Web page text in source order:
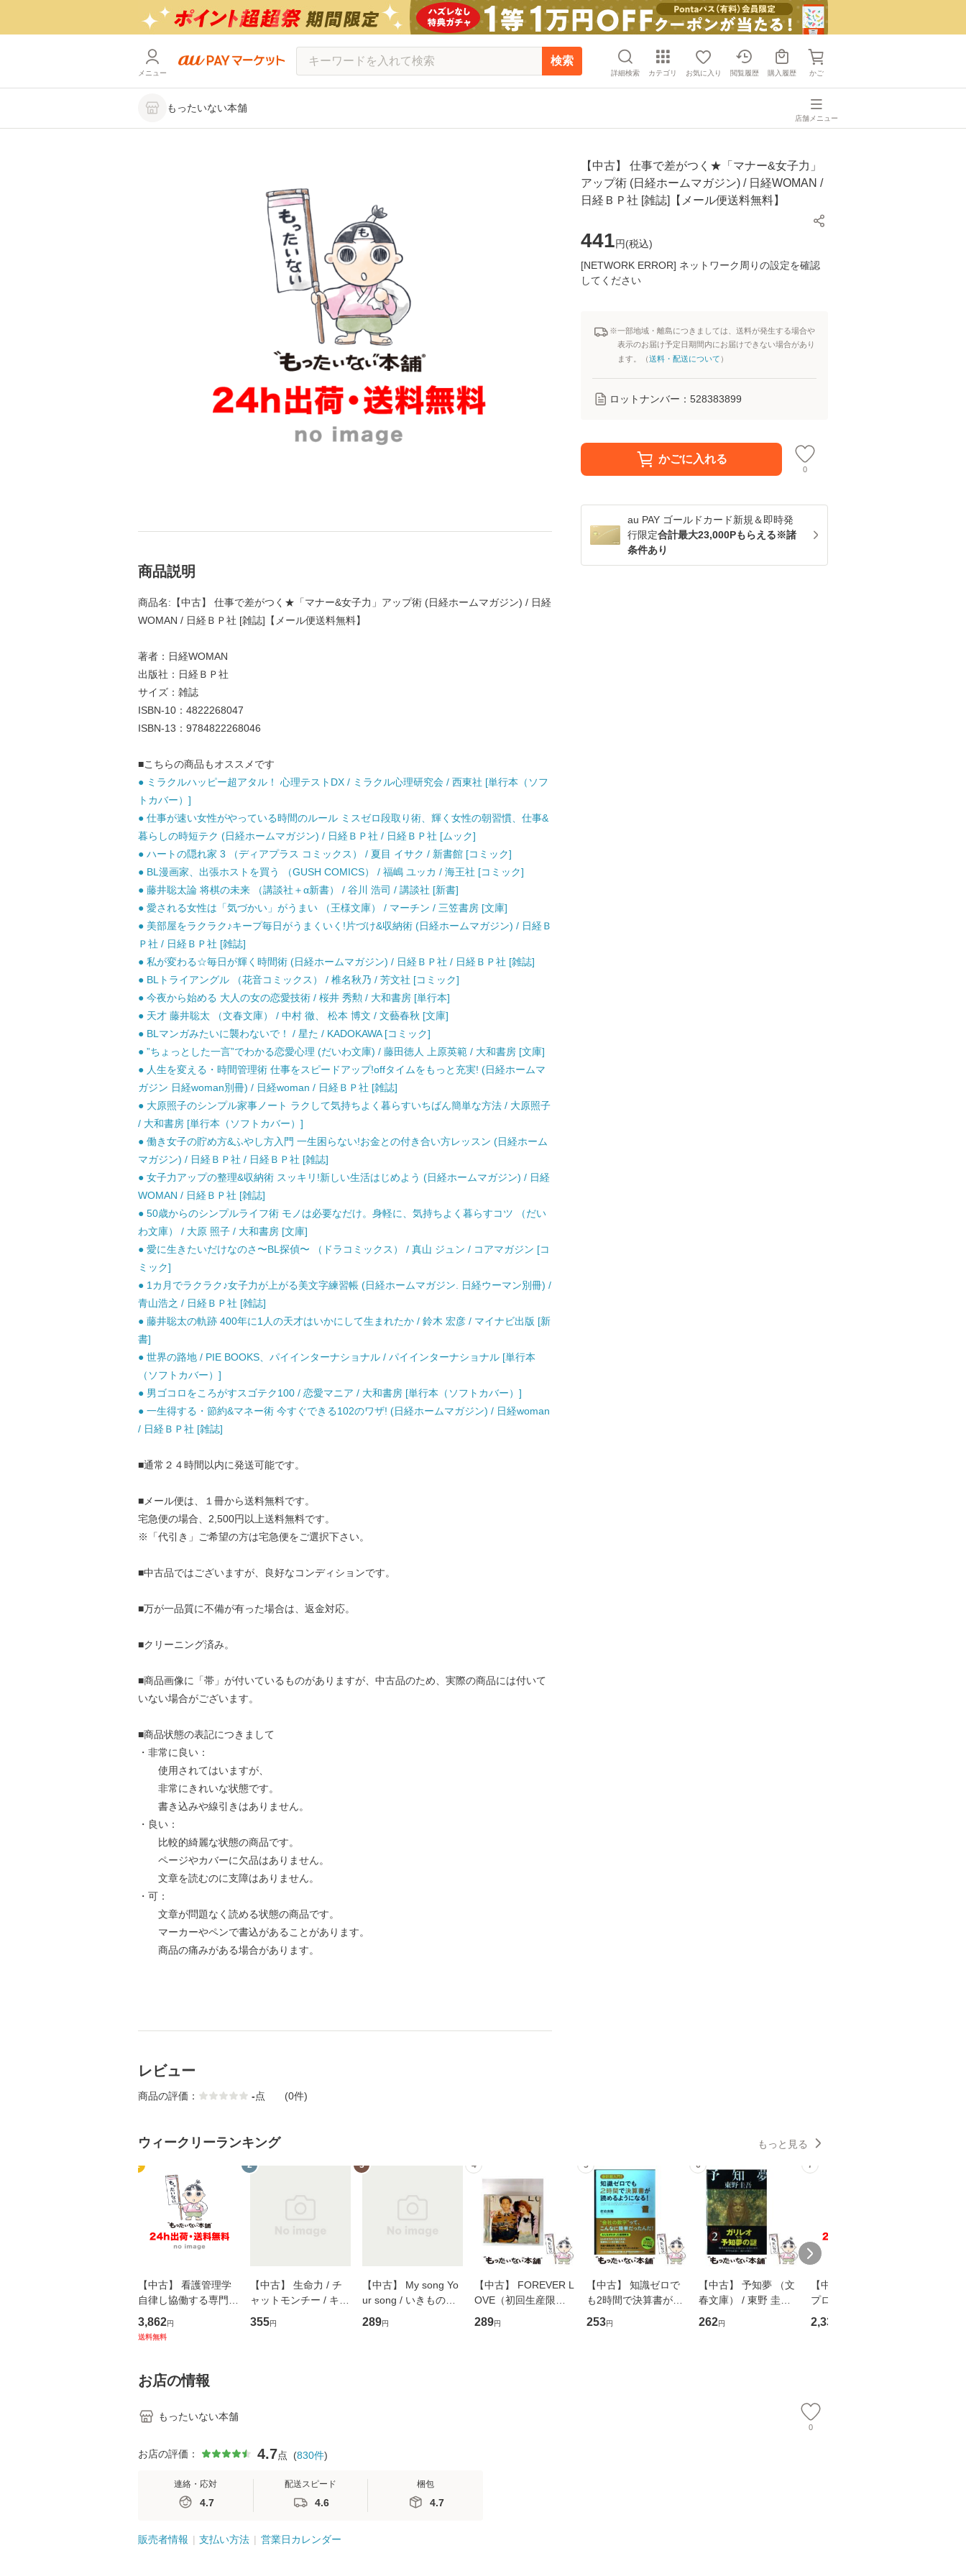
メニュー
検索
詳細検索 カテゴリ お気に入り 閲覧履歴 購入履歴 かご
もったいない本舗
店舗メニュー
【中古】 仕事で差がつく★「マナー&女子力」
アップ術 (日経ホームマガジン) / 日経WOMAN /
日経ＢＰ社 [雑誌]【メール便送料無料】
441円(税込)
[NETWORK ERROR] ネットワーク周りの設定を確認
してください
※一部地域・離島につきましては、送料が発生する場合や
表示のお届け予定日期間内にお届けできない場合があり
ます。（送料・配送について ）
ロットナンバー： 528383899
かごに入れる
0
au PAY ゴールドカード新規＆即時発
行限定合計最大23,000Pもらえる※諸
条件あり
商品説明
商品名:【中古】 仕事で差がつく★「マナー&女子力」アップ術 (日経ホームマガジン) / 日経
WOMAN / 日経ＢＰ社 [雑誌]【メール便送料無料】
著者：日経WOMAN
出版社：日経ＢＰ社
サイズ：雑誌
ISBN-10：4822268047
ISBN-13：9784822268046
■こちらの商品もオススメです
● ミラクルハッピー超アタル！ 心理テストDX / ミラクル心理研究会 / 西東社 [単行本（ソフ
トカバー）]
● 仕事が速い女性がやっている時間のルール ミスゼロ段取り術、輝く女性の朝習慣、仕事&
暮らしの時短テク (日経ホームマガジン) / 日経ＢＰ社 / 日経ＢＰ社 [ムック]
● ハートの隠れ家 3 （ディアプラス コミックス） / 夏目 イサク / 新書館 [コミック]
● BL漫画家、出張ホストを買う （GUSH COMICS） / 福嶋 ユッカ / 海王社 [コミック]
● 藤井聡太論 将棋の未来 （講談社＋α新書） / 谷川 浩司 / 講談社 [新書]
● 愛される女性は「気づかい」がうまい （王様文庫） / マーチン / 三笠書房 [文庫]
● 美部屋をラクラク♪キープ毎日がうまくいく!片づけ&収納術 (日経ホームマガジン) / 日経Ｂ
Ｐ社 / 日経ＢＰ社 [雑誌]
● 私が変わる☆毎日が輝く時間術 (日経ホームマガジン) / 日経ＢＰ社 / 日経ＢＰ社 [雑誌]
● BLトライアングル （花音コミックス） / 椎名秋乃 / 芳文社 [コミック]
● 今夜から始める 大人の女の恋愛技術 / 桜井 秀勲 / 大和書房 [単行本]
● 天才 藤井聡太 （文春文庫） / 中村 徹、 松本 博文 / 文藝春秋 [文庫]
● BLマンガみたいに襲わないで！ / 星た / KADOKAWA [コミック]
● ”ちょっとした一言”でわかる恋愛心理 (だいわ文庫) / 藤田徳人 上原英範 / 大和書房 [文庫]
● 人生を変える・時間管理術 仕事をスピードアップ!offタイムをもっと充実! (日経ホームマ
ガジン 日経woman別冊) / 日経woman / 日経ＢＰ社 [雑誌]
● 大原照子のシンプル家事ノート ラクして気持ちよく暮らすいちばん簡単な方法 / 大原照子
/ 大和書房 [単行本（ソフトカバー）]
● 働き女子の貯め方&ふやし方入門 一生困らない!お金との付き合い方レッスン (日経ホーム
マガジン) / 日経ＢＰ社 / 日経ＢＰ社 [雑誌]
● 女子力アップの整理&収納術 スッキリ!新しい生活はじめよう (日経ホームマガジン) / 日経
WOMAN / 日経ＢＰ社 [雑誌]
● 50歳からのシンプルライフ術 モノは必要なだけ。身軽に、気持ちよく暮らすコツ （だい
わ文庫） / 大原 照子 / 大和書房 [文庫]
● 愛に生きたいだけなのさ〜BL探偵〜 （ドラコミックス） / 真山 ジュン / コアマガジン [コ
ミック]
● 1カ月でラクラク♪女子力が上がる美文字練習帳 (日経ホームマガジン. 日経ウーマン別冊) /
青山浩之 / 日経ＢＰ社 [雑誌]
● 藤井聡太の軌跡 400年に1人の天才はいかにして生まれたか / 鈴木 宏彦 / マイナビ出版 [新
書]
● 世界の路地 / PIE BOOKS、パイインターナショナル / パイインターナショナル [単行本
（ソフトカバー）]
● 男ゴコロをころがすスゴテク100 / 恋愛マニア / 大和書房 [単行本（ソフトカバー）]
● 一生得する・節約&マネー術 今すぐできる102のワザ! (日経ホームマガジン) / 日経woman
/ 日経ＢＰ社 [雑誌]
■通常２４時間以内に発送可能です。
■メール便は、１冊から送料無料です。
宅急便の場合、2,500円以上送料無料です。
※「代引き」ご希望の方は宅急便をご選択下さい。
■中古品ではございますが、良好なコンディションです。
■万が一品質に不備が有った場合は、返金対応。
■クリーニング済み。
■商品画像に「帯」が付いているものがありますが、中古品のため、実際の商品には付いて
いない場合がございます。
■商品状態の表記につきまして
・非常に良い：
使用されてはいますが、
非常にきれいな状態です。
書き込みや線引きはありません。
・良い：
比較的綺麗な状態の商品です。
ページやカバーに欠品はありません。
文章を読むのに支障はありません。
・可：
文章が問題なく読める状態の商品です。
マーカーやペンで書込があることがあります。
商品の痛みがある場合があります。
レビュー
商品の評価： -点 (0件)
ウィークリーランキング もっと見る
1
【中古】 看護管理学
自律し協働する専門職
の看護マネジメントス
キル 改訂第3版 (看護
堂 [単行
3,862円
送料無料
2
【中古】 生命力 / チ
ャットモンチー / キュ
ーンレコード [CD]
【メール便送料無料】
355円
3
【中古】 My song Yo
ur song / いきものが
かり / [CD]【メール便
送料無料】
289円
4
【中古】 FOREVER L
OVE（初回生産限定
盤） / 清水翔太×加藤
ミリヤ / [CD]【メール
289円
5
【中古】 知識ゼロで
も2時間で決算書が読
めるようになる！ 会
計超入門！ / 佐伯 良
253円
6
【中古】 予知夢 （文
春文庫） / 東野 圭吾 /
文藝春秋 [文庫]【メー
ル便送料無料】
262円
7
【中古】 野ブタ。を
プロデュース [DVD-B
OX] / バップ [DVD]
【メール便送料無料】
2,335
お店の情報
もったいない本舗
0
お店の評価： 4.7点 (830件)
連絡・応対
4.7
配送スピード
4.6
梱包
4.7
販売者情報 支払い方法 営業日カレンダー